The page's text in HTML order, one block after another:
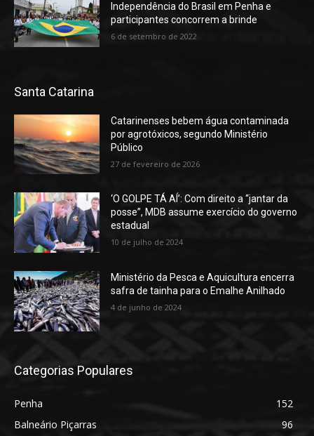
Independência do Brasil em Penha e
participantes concorrem a brinde
6 de setembro de 2022
Santa Catarina
Catarinenses bebem água contaminada
por agrotóxicos, segundo Ministério
Público
27 de fevereiro de 2026
‘O GOLPE TÁ AÍ’: Com direito a “jantar da
posse”, MDB assume exercício do governo
estadual
10 de julho de 2024
Ministério da Pesca e Aquicultura encerra
safra de tainha para o Emalhe Anilhado
4 de junho de 2024
Categorias Populares
Penha
152
Balneário Piçarras
96